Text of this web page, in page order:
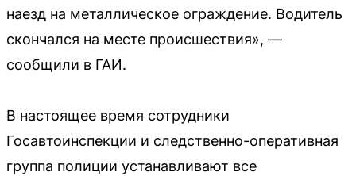
наезд на металлическое ограждение. Водитель
скончался на месте происшествия», —
сообщили в ГАИ.
В настоящее время сотрудники
Госавтоинспекции и следственно-оперативная
группа полиции устанавливают все